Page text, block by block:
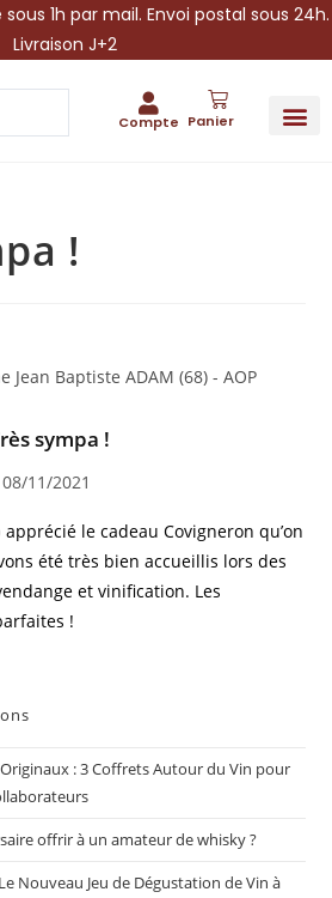
1h par mail. Envoi postal sous 24h.
Livraison J+2
Compte Panier
!
Jean Baptiste ADAM (68) - AOP
sympa !
08/11/2021
le cadeau Covigneron qu’on
été très bien accueillis lors des
et vinification. Les
!
Originaux : 3 Coffrets Autour du Vin pour
offrir à un amateur de whisky ?
Nouveau Jeu de Dégustation de Vin à